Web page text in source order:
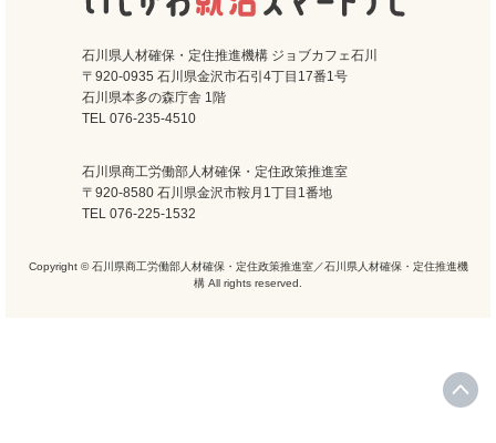
石川県人材確保・定住推進機構 ジョブカフェ石川
〒920-0935 石川県金沢市石引4丁目17番1号
石川県本多の森庁舎 1階
TEL 076-235-4510
石川県商工労働部人材確保・定住政策推進室
〒920-8580 石川県金沢市鞍月1丁目1番地
TEL 076-225-1532
Copyright © 石川県商工労働部人材確保・定住政策推進室／石川県人材確保・定住推進機
構 All rights reserved.